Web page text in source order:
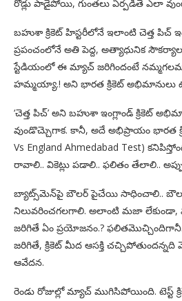
రోడ్లు పాడైపోయి, గుంతలు ఏర్పడితే ఎలా
బహుశా క్రికెట్ హిస్టరీలోనే ఇలాంటి చెత్త పిచ్
ప్రపంచంలోనే అతి పెద్ద, అత్యాధునిక
స్టేడియంలో ఈ మ్యాచ్ జరిగిందంటే
హమ్మయ్యా.! అని భారత క్రికెట్ అభిమానులు
‘చెత్త పిచ్’ అని బహుశా ఇంగ్లాండ్ క్రికెట్
వుండొచ్చెుగాక. కానీ, అదే అభిప్రాయం భారత
Vs England Ahmedabad Test)
రావాలి.. వికెట్లు పడాలి.. ఫలితం తేలాలి..
బ్యాట్స్‌మెన్‌పై బౌలర్ పైచేయి సాధించాలి..
నిలువరించగలగాలి. అలాంటి మజా
జరిగితే ఏం ప్రయోజనం.?
జరిగితే, క్రికెట్ మీద ఆసక్తి
ఆవేదన.
రెండు రోజుల్లో మ్యాచ్ ముగిసిపోయింది. టెస్ట్